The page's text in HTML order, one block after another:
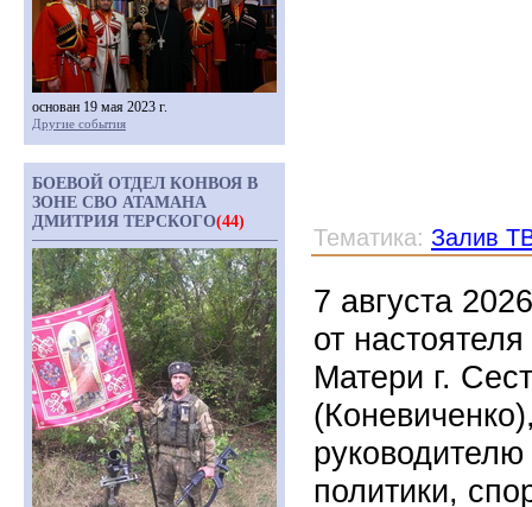
Тематика: Залив
7 августа
от
Матери г.
политики,
основан 19 мая 2023 г.
Другие события
БОЕВОЙ ОТДЕЛ КОНВОЯ В
ЗОНЕ СВО АТАМАНА
ДМИТРИЯ ТЕРСКОГО(44)